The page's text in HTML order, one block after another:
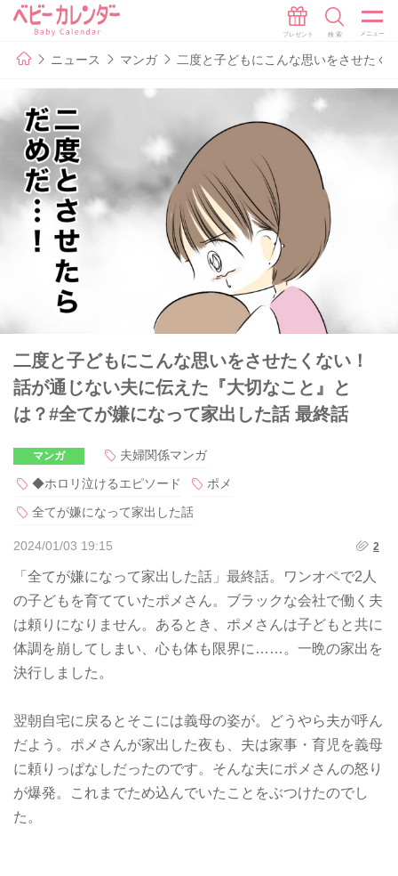
ニュース マンガ 二度と子どもにこんな思いをさせたく
二度と子どもにこんな思いをさせたくない！
話が通じない夫に伝えた『大切なこと』と
は？#全てが嫌になって家出した話 最終話
マンガ
夫婦関係マンガ
◆ホロリ泣けるエピソード
ポメ
全てが嫌になって家出した話
2024/01/03 19:15 2
「全てが嫌になって家出した話」最終話。ワンオペで2人
の子どもを育てていたポメさん。ブラックな会社で働く夫
は頼りになりません。あるとき、ポメさんは子どもと共に
体調を崩してしまい、心も体も限界に……。一晩の家出を
決行しました。
翌朝自宅に戻るとそこには義母の姿が。どうやら夫が呼ん
だよう。ポメさんが家出した夜も、夫は家事・育児を義母
に頼りっぱなしだったのです。そんな夫にポメさんの怒り
が爆発。これまでため込んでいたことをぶつけたのでし
た。